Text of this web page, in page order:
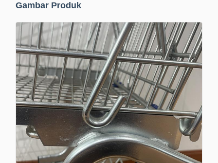
Gambar Produk